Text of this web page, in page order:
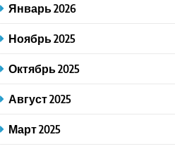
Январь 2026
Ноябрь 2025
Октябрь 2025
Август 2025
Март 2025